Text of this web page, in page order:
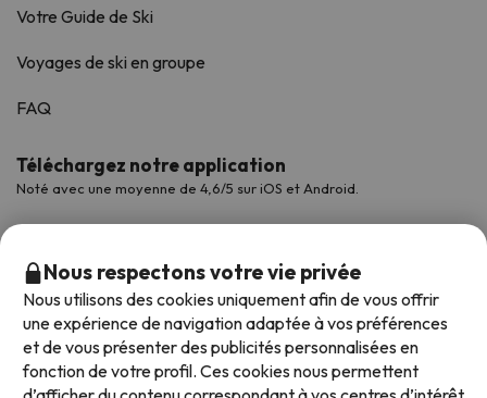
Votre Guide de Ski
Voyages de ski en groupe
FAQ
Téléchargez notre application
Noté avec une moyenne de 4,6/5 sur iOS et Android.
Nous respectons votre vie privée
Nous utilisons des cookies uniquement afin de vous offrir
une expérience de navigation adaptée à vos préférences
et de vous présenter des publicités personnalisées en
fonction de votre profil. Ces cookies nous permettent